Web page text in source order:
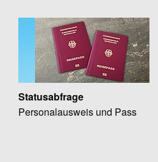
Statusabfrage
Personalausweis und Pass